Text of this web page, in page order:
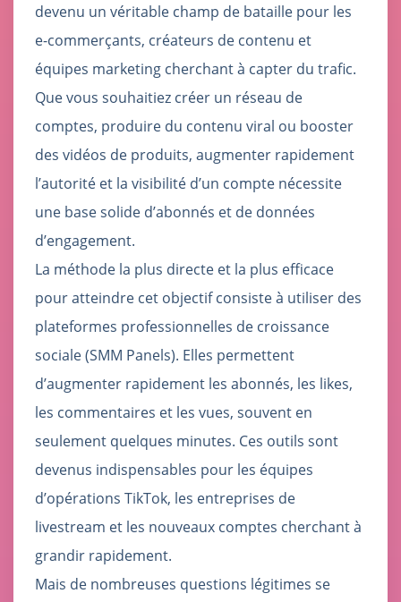
devenu un véritable champ de bataille pour les
e-commerçants, créateurs de contenu et
équipes marketing cherchant à capter du trafic.
Que vous souhaitiez créer un réseau de
comptes, produire du contenu viral ou booster
des vidéos de produits, augmenter rapidement
l’autorité et la visibilité d’un compte nécessite
une base solide d’abonnés et de données
d’engagement.
La méthode la plus directe et la plus efficace
pour atteindre cet objectif consiste à utiliser des
plateformes professionnelles de croissance
sociale (SMM Panels). Elles permettent
d’augmenter rapidement les abonnés, les likes,
les commentaires et les vues, souvent en
seulement quelques minutes. Ces outils sont
devenus indispensables pour les équipes
d’opérations TikTok, les entreprises de
livestream et les nouveaux comptes cherchant à
grandir rapidement.
Mais de nombreuses questions légitimes se